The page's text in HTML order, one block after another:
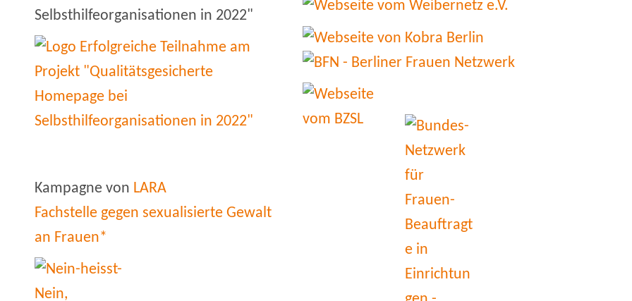
Selbsthilfeorganisationen in 2022"
Kampagne von LARA
Fachstelle gegen sexualisierte Gewalt
an Frauen*